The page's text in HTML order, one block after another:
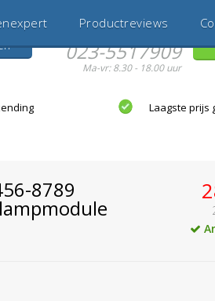
Hulp nodig?
023-5517909
Ma-vr: 8.30 - 18.00 uur
Productreviews
Laagste prijs
8789